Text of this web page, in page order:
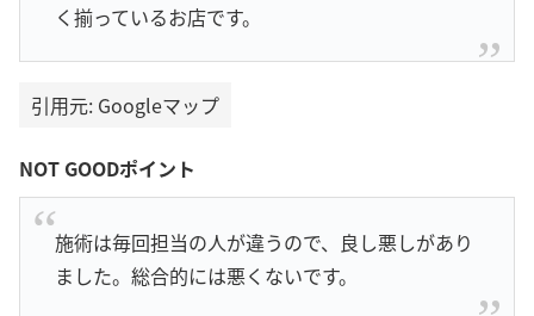
く揃っているお店です。
引用元: Googleマップ
NOT GOODポイント
施術は毎回担当の人が違うので、良し悪しがあり
ました。総合的には悪くないです。